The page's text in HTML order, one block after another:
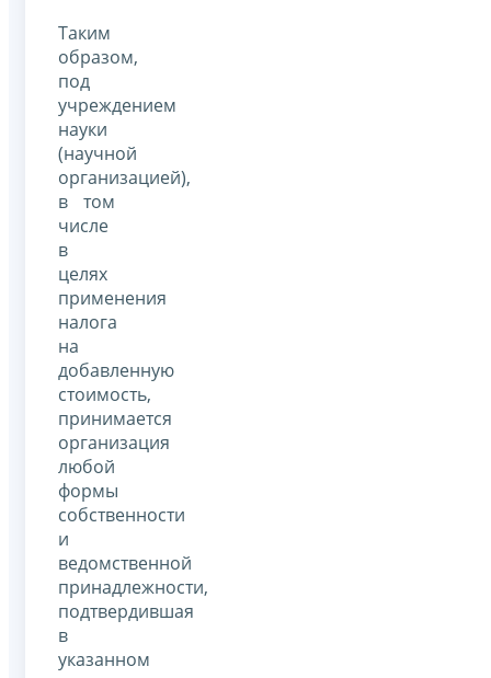
Таким
образом,
под
учреждением
науки
(научной
организацией),
в том
числе
в
целях
применения
налога
на
добавленную
стоимость,
принимается
организация
любой
формы
собственности
и
ведомственной
принадлежности,
подтвердившая
в
указанном